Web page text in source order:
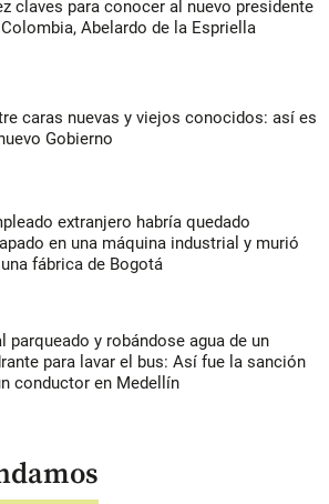
claves para conocer al nuevo presidente
Abelardo de la Espriella
caras nuevas y viejos conocidos: así es
Gobierno
extranjero habría quedado
en una máquina industrial y murió
fábrica de Bogotá
parqueado y robándose agua de un
para lavar el bus: Así fue la sanción
conductor en Medellín